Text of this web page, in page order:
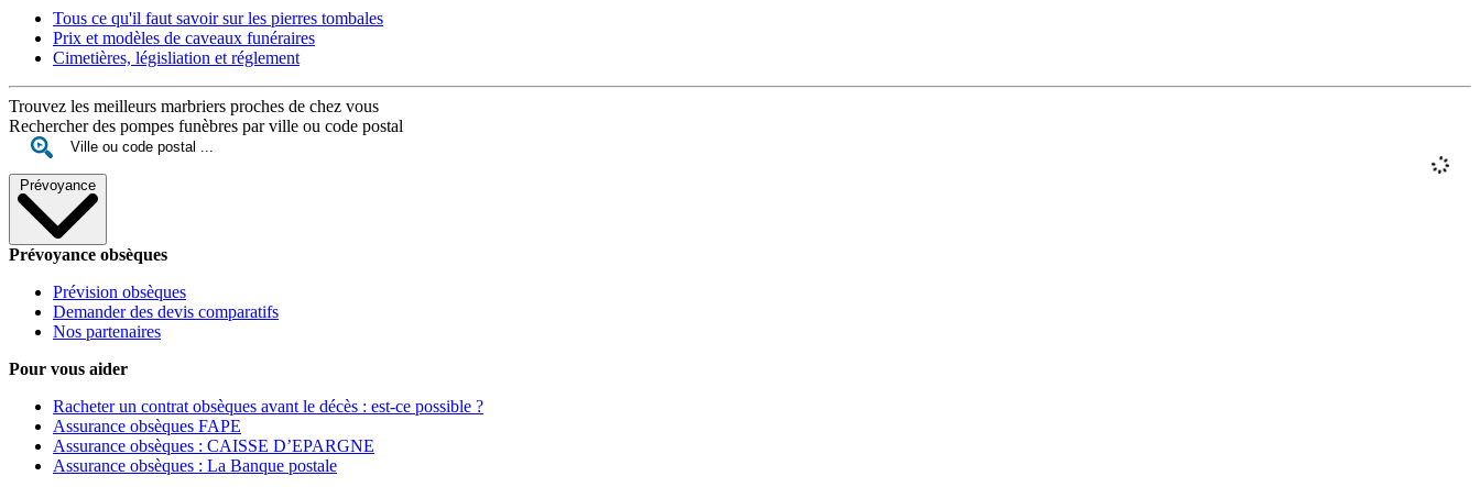
Tous ce qu'il faut savoir sur les pierres tombales
Prix et modèles de caveaux funéraires
Cimetières, législiation et réglement
Trouvez les meilleurs marbriers proches de chez vous
Rechercher des pompes funèbres par ville ou code postal
Prévoyance
Prévoyance obsèques
Prévision obsèques
Demander des devis comparatifs
Nos partenaires
Pour vous aider
Racheter un contrat obsèques avant le décès : est-ce possible ?
Assurance obsèques FAPE
Assurance obsèques : CAISSE D’EPARGNE
Assurance obsèques : La Banque postale